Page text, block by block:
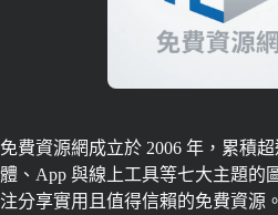
免費資源網成立於 2006 年，累積
體、App 與線上工具等七大主題的
注分享實用且值得信賴的免費資源。